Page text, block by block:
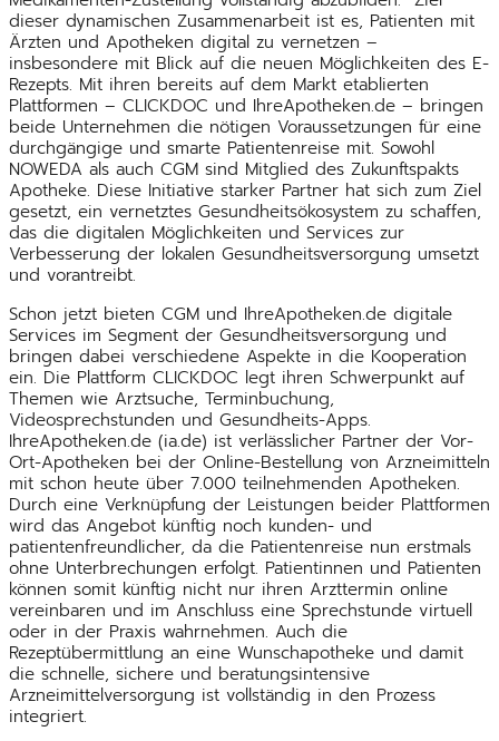
dieser dynamischen Zusammenarbeit ist es, Patienten mit
Ärzten und Apotheken digital zu vernetzen –
insbesondere mit Blick auf die neuen Möglichkeiten des E-
Rezepts. Mit ihren bereits auf dem Markt etablierten
Plattformen – CLICKDOC und IhreApotheken.de – bringen
beide Unternehmen die nötigen Voraussetzungen für eine
durchgängige und smarte Patientenreise mit. Sowohl
NOWEDA als auch CGM sind Mitglied des Zukunftspakts
Apotheke. Diese Initiative starker Partner hat sich zum Ziel
gesetzt, ein vernetztes Gesundheitsökosystem zu schaffen,
das die digitalen Möglichkeiten und Services zur
Verbesserung der lokalen Gesundheitsversorgung umsetzt
und vorantreibt.
Schon jetzt bieten CGM und IhreApotheken.de digitale
Services im Segment der Gesundheitsversorgung und
bringen dabei verschiedene Aspekte in die Kooperation
ein. Die Plattform CLICKDOC legt ihren Schwerpunkt auf
Themen wie Arztsuche, Terminbuchung,
Videosprechstunden und Gesundheits-Apps.
IhreApotheken.de (ia.de) ist verlässlicher Partner der Vor-
Ort-Apotheken bei der Online-Bestellung von Arzneimitteln
mit schon heute über 7.000 teilnehmenden Apotheken.
Durch eine Verknüpfung der Leistungen beider Plattformen
wird das Angebot künftig noch kunden- und
patientenfreundlicher, da die Patientenreise nun erstmals
ohne Unterbrechungen erfolgt. Patientinnen und Patienten
können somit künftig nicht nur ihren Arzttermin online
vereinbaren und im Anschluss eine Sprechstunde virtuell
oder in der Praxis wahrnehmen. Auch die
Rezeptübermittlung an eine Wunschapotheke und damit
die schnelle, sichere und beratungsintensive
Arzneimittelversorgung ist vollständig in den Prozess
integriert.